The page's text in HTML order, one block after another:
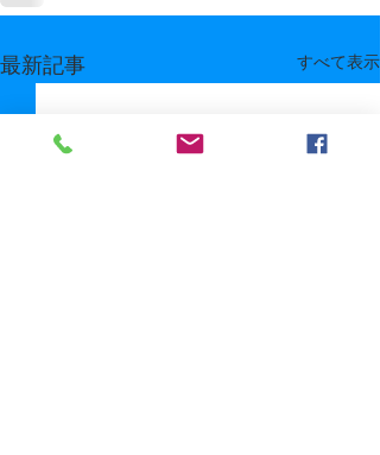
最新記事 すべて表示